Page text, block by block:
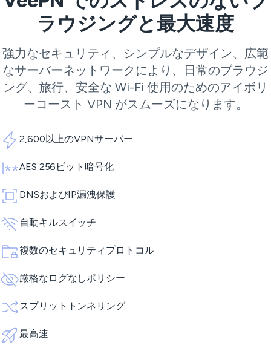
ラウジングと最大速度
強力なセキュリティ、シンプルなデザイン、広範
なサーバーネットワークにより、日常のブラウジ
ング、旅行、安全な Wi-Fi 使用のためのアイボリ
ーコースト VPN がスムーズになります。
2,600以上のVPNサーバー
AES 256ビット暗号化
DNSおよびIP漏洩保護
自動キルスイッチ
複数のセキュリティプロトコル
厳格なログなしポリシー
スプリットトンネリング
最高速